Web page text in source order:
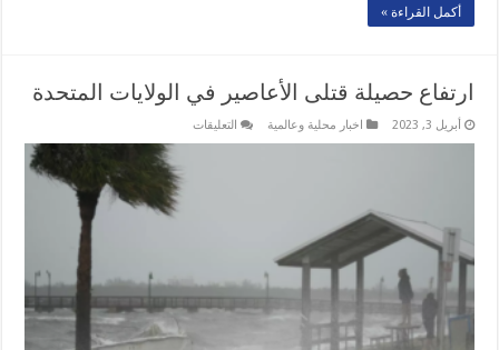
أكمل القراءة »
ارتفاع حصيلة قتلى الأعاصير في الولايات المتحدة
أبريل 3, 2023 اخبار محلية وعالمية التعليقات
حصيلة
قتلى
الأعاصير
في
الولايات